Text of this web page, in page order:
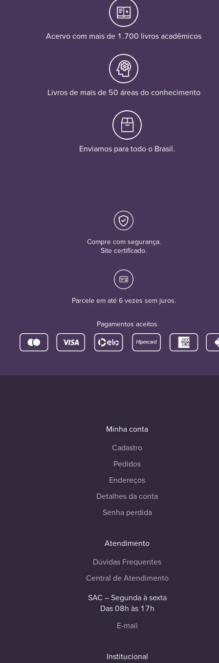
Acervo com mais de 1.700 livros acadêmicos
Livros de mais de 50 áreas do conhecimento
Enviamos para todo o Brasil.
Compre com segurança.
Site certificado.
Parcele em até 6 vezes sem juros.
Pagamentos aceitos
Minha conta
Cadastro
Pedidos
Endereços
Detalhes da conta
Senha perdida
Atendimento
Dúvidas Frequentes
Central de Atendimento
SAC – Segunda à sexta
Das 08h às 17h
E-mail
Institucional